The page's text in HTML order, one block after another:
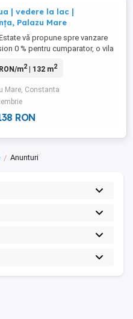
| vedere la lac |
Palazu Mare
vă propune spre vanzare
0 % pentru cumparator, o vila
Detalii proprietate: >
- living+bucatarie, 3 dormitoare;
2; > ...
m2| 132 m2
Mare, Constanta
RON
Anunturi